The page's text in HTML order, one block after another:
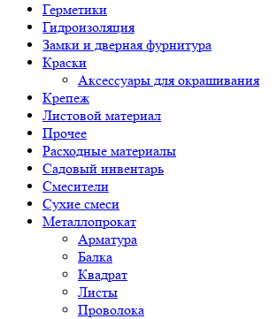
Герметики
Гидроизоляция
Замки и дверная фурнитура
Краски
Аксессуары для окрашивания
Крепеж
Листовой материал
Прочее
Расходные материалы
Садовый инвентарь
Смесители
Сухие смеси
Металлопрокат
Арматура
Балка
Квадрат
Листы
Проволока